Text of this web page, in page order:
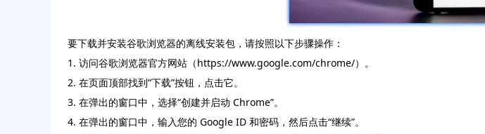
要下载并安装谷歌浏览器的离线安装包，请按照以下步骤操作：
1. 访问谷歌浏览器官方网站（https://www.google.com/chrome/）。
2. 在页面顶部找到“下载”按钮，点击它。
3. 在弹出的窗口中，选择“创建并启动 Chrome”。
4. 在弹出的窗口中，输入您的 Google ID 和密码，然后点击“继续”。